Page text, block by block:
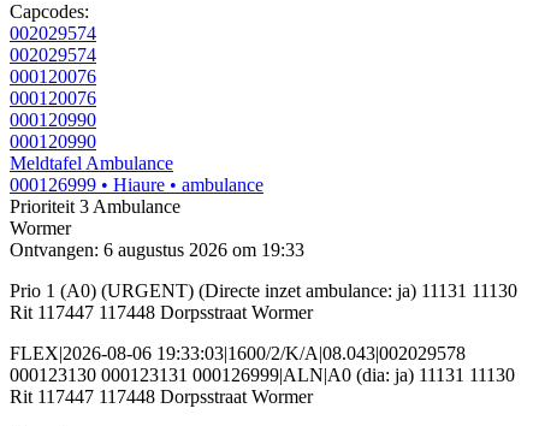
Capcodes:
002029574
002029574
000120076
000120076
000120990
000120990
Meldtafel Ambulance
000126999 • Hiaure • ambulance
Prioriteit 3Ambulance
Wormer
Ontvangen: 6 augustus 2026 om 19:33
Prio 1 (A0) (URGENT) (Directe inzet ambulance: ja) 11131 11130
Rit 117447 117448 Dorpsstraat Wormer
FLEX|2026-08-06 19:33:03|1600/2/K/A|08.043|002029578
000123130 000123131 000126999|ALN|A0 (dia: ja) 11131 11130
Rit 117447 117448 Dorpsstraat Wormer